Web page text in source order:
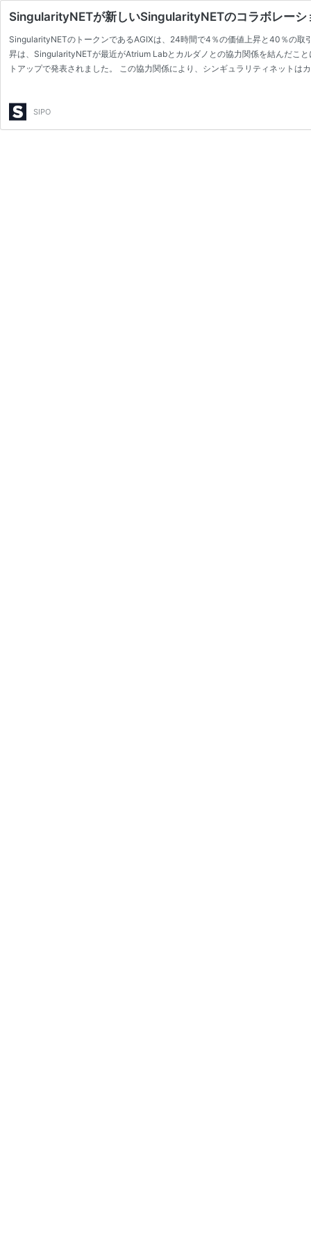
SingularityNETが新しいSingularityNETのコラボレーシ
SingularityNETのトークンであるAGIXは、24時間で4％の価値上昇と40％の
昇は、SingularityNETが最近がAtrium Labとカルダノとの協力関係を結んだこ
トアップで発表されました。 この協力関係により、シンギュラリティネット
SIPO